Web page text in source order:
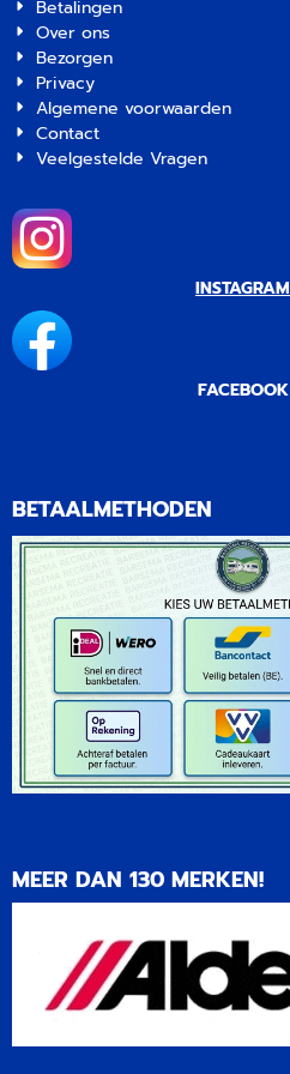
Betalingen
Over ons
Bezorgen
Privacy
Algemene voorwaarden
Contact
Veelgestelde Vragen
INSTAGRAM
FACEBOOK
BETAALMETHODEN
MEER DAN 130 MERKEN!